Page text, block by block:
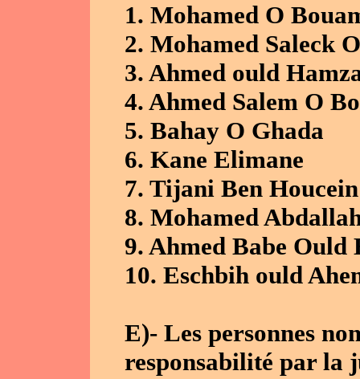
1. Mohamed O
2. Mohamed Saleck
3. Ahmed ould
4. Ahmed Salem O
5. Bahay O Ghada
6. Kane Elimane
7. Tijani Ben Houcein
8. Mohamed
9. Ahmed Babe
10. Eschbih ould
E)- Les personnes
responsabilité par la